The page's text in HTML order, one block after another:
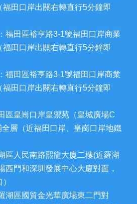
福田口岸出關右轉直行5分鐘即
福田區裕亨路3-1號福田口岸商業
福田口岸出關右轉直行5分鐘即
福田區裕亨路3-1號福田口岸商業
福田口岸出關右轉直行5分鐘即
區皇崗口岸皇禦苑（皇城廣場C
層（近福田口岸、皇崗口岸地鐵
區人民南路熙龍大廈二樓(近羅湖
西門和深圳發展中心大廈對面，
湖區國貿金光華廣場東二門對